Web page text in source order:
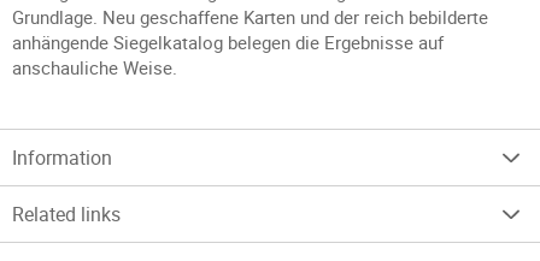
Grundlage. Neu geschaffene Karten und der reich bebilderte
anhängende Siegelkatalog belegen die Ergebnisse auf
anschauliche Weise.
Information
Related links